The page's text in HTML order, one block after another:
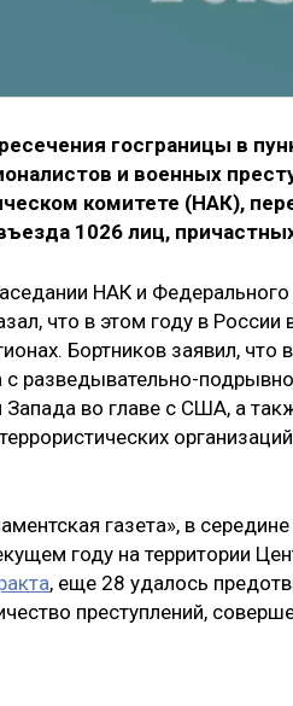
госграницы в
и военных
комитете (НАК),
1026 лиц,
НАК и
что в этом году в
Бортников заявил,
с разведывательно-
Запада во главе с США, а
газета», в
году на территории
, еще 28 удалось
преступлений,